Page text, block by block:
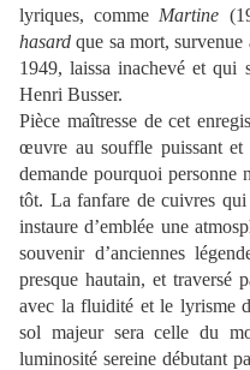
lyriques, comme Martine
hasard que sa mort,
1949, laissa inachevé et qui
Henri Busser.
Pièce maîtresse de cet
œuvre au souffle puissant et
demande pourquoi personne
tôt. La fanfare de cuivres qui
instaure d’emblée une
souvenir d’anciennes
presque hautain, et traversé
avec la fluidité et le lyrisme
sol majeur sera celle du
luminosité sereine débutant